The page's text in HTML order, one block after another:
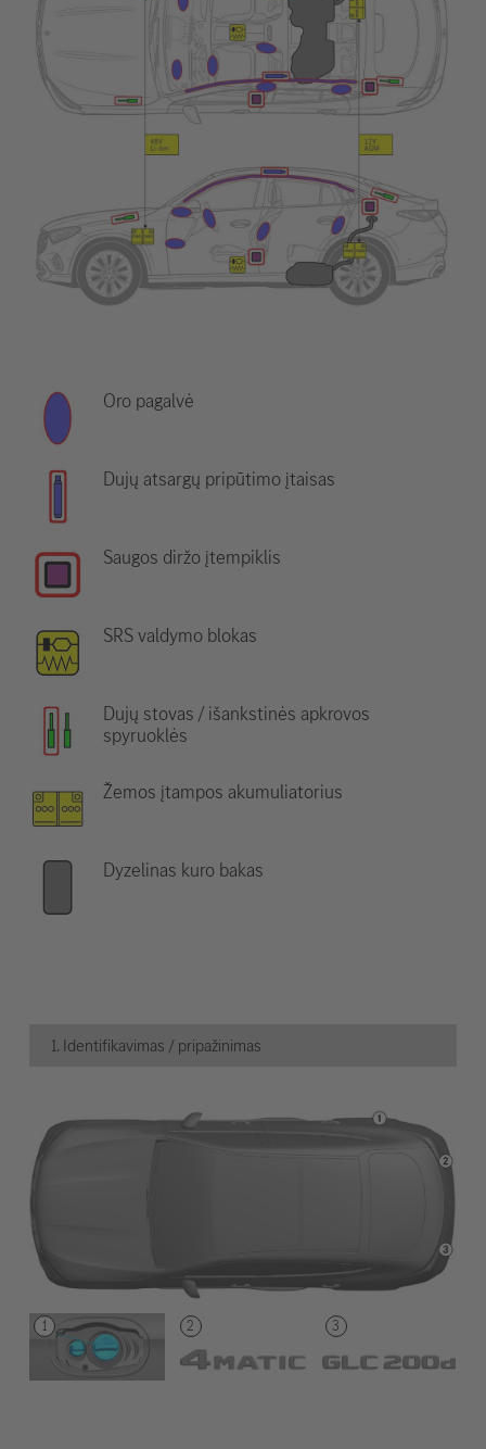
Oro pagalvė
Dujų atsargų pripūtimo įtaisas
Saugos diržo įtempiklis
SRS valdymo blokas
Dujų stovas / išankstinės apkrovos
spyruoklės
Žemos įtampos akumuliatorius
Dyzelinas kuro bakas
1. Identifikavimas / pripažinimas